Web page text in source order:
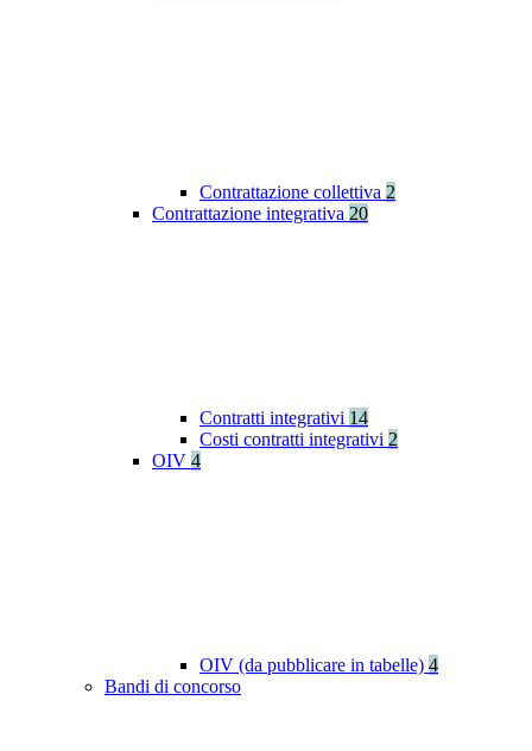
Contrattazione collettiva 2
Contrattazione integrativa 20
Contratti integrativi 14
Costi contratti integrativi 2
OIV 4
OIV (da pubblicare in tabelle) 4
Bandi di concorso